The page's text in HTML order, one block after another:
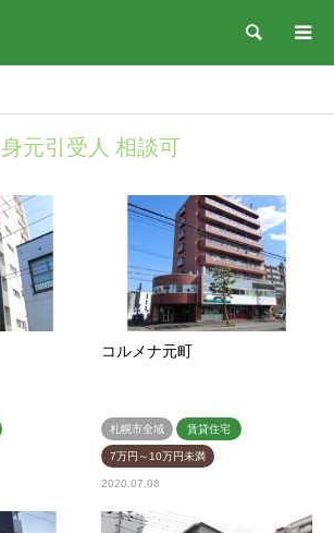
検索
身元引受人 相談可
コルメナ元町
札幌市全域 賃貸住宅
7万円～10万円未満
2020.07.08